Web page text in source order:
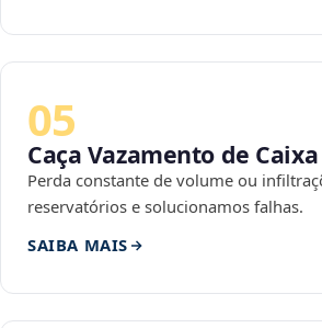
05
Caça Vazamento de
Perda constante de volume ou
reservatórios e solucionamos falhas.
SAIBA MAIS